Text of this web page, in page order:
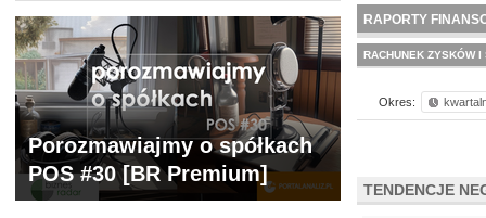
BR LAB
RAPORTY
RACHUNEK ZYSKÓW I
Okres:
TENDENCJE
Porozmawiajmy o spółkach
POS #30 [BR Premium]